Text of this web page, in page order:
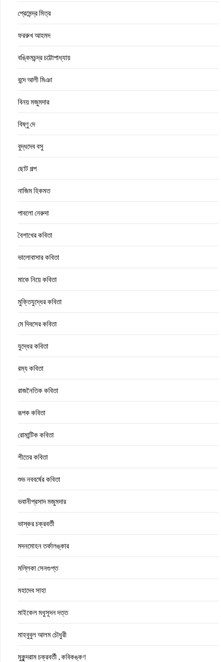
প্রেমেন্দ্র মিত্র
ফররুখ আহমদ
বঙ্কিমচন্দ্র চট্টোপাধ্যায়
বন্দে আলী মিঞা
বিনয় মজুমদার
বিষ্ণু দে
বুদ্ধদেব বসু
ছোট গল্প
নাজিম হিকমত
পাবলো নেরুদা
বৈশাখের কবিতা
ভালোবাসার কবিতা
মাকে নিয়ে কবিতা
মুক্তিযুদ্ধের কবিতা
মে দিবসের কবিতা
যুদ্ধের কবিতা
রম্য কবিতা
রাজনৈতিক কবিতা
রূপক কবিতা
রোমান্টিক কবিতা
শীতের কবিতা
শুভ নববর্ষের কবিতা
ভবানীপ্রসাদ মজুমদার
ভাস্কর চক্রবর্তী
মদনমোহন তর্কালঙ্কার
মল্লিকা সেনগুপ্ত
মহাদেব সাহা
মাইকেল মধুসূদন দত্ত
মাহবুবুল আলম চৌধুরী
মুকুন্দরাম চক্রবর্তী , কবিকঙ্কণ